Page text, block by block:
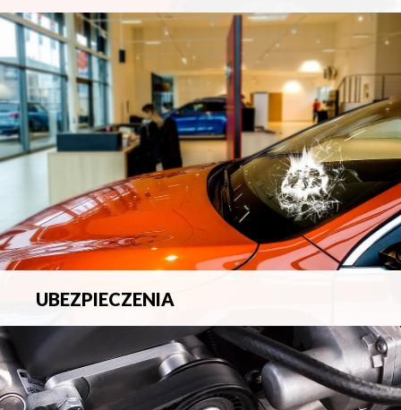
Kompleksowa obsługa wszelkich napraw
blacharsko-lakierniczych.
UBEZPIECZENIA
Pełna ochrona ubezpieczeniowa w zakresie wszelkich